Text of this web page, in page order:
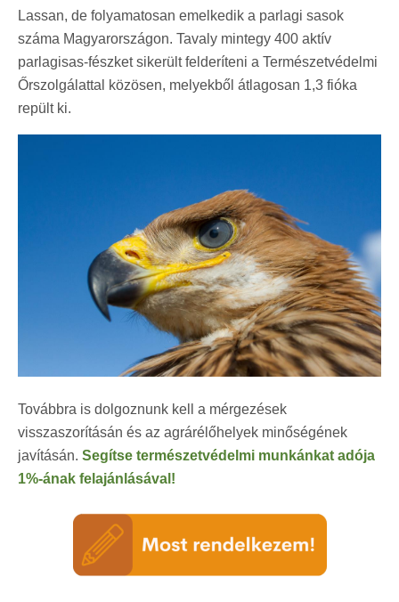
Lassan, de folyamatosan emelkedik a parlagi sasok
száma Magyarországon. Tavaly mintegy 400 aktív
parlagisas-fészket sikerült felderíteni a Természetvédelmi
Őrszolgálattal közösen, melyekből átlagosan 1,3 fióka
repült ki.
Továbbra is dolgoznunk kell a mérgezések
visszaszorításán és az agrárélőhelyek minőségének
javításán. Segítse természetvédelmi munkánkat adója
1%-ának felajánlásával!